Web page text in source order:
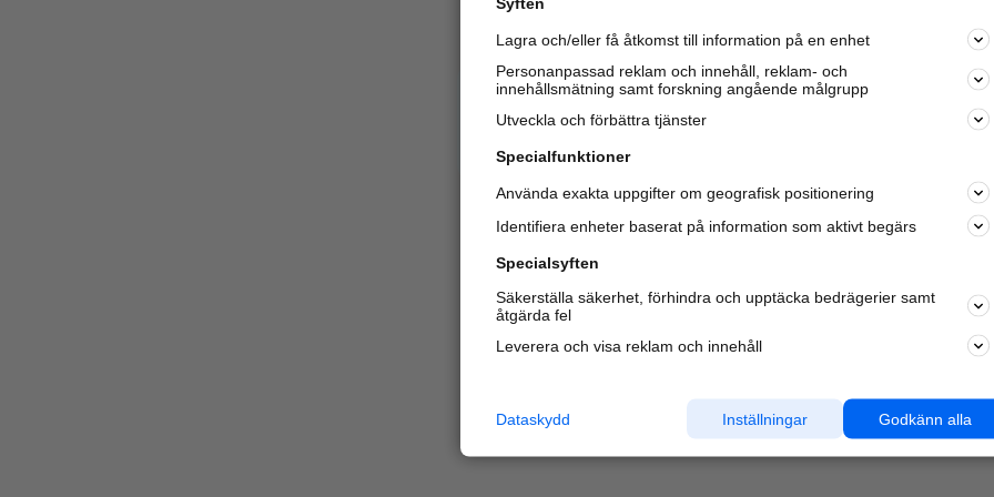
Varje vecka besöker du och 4 miljonerandra härliga
oss för att hitta rätt lokal information om företag,
Lagra och/eller få åtkomst till information på en enhet
Personanpassad reklam och innehåll, reklam- och
innehållsmätning samt forskning angående målgrupp
Utveckla och förbättra tjänster
Specialfunktioner
Använda exakta uppgifter om geografisk positionering
Identifiera enheter baserat på information som aktivt begärs
Specialsyften
Säkerställa säkerhet, förhindra och upptäcka bedrägerier samt
åtgärda fel
Leverera och visa reklam och innehåll
Godkänn alla
Inställningar
Dataskydd